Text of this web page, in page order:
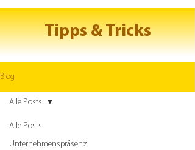
Tipps & Tricks
Blog
Alle Posts
Unternehmenspräsenz
Alle Posts